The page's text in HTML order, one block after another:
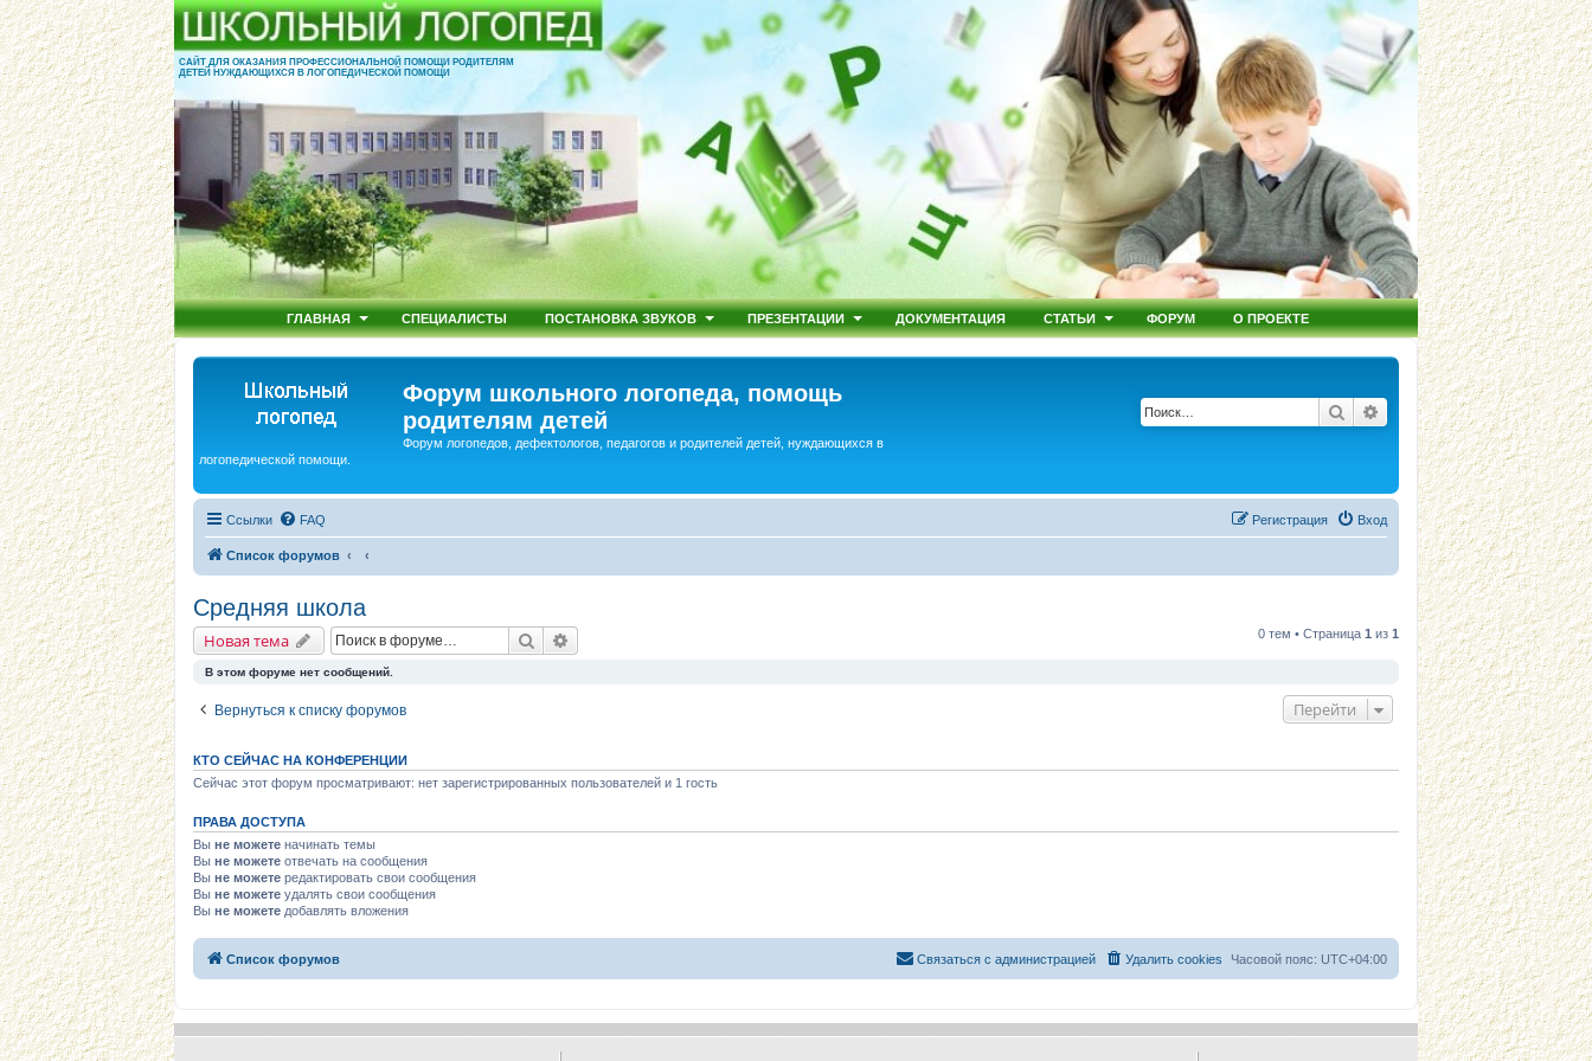
САЙТ ДЛЯ ОКАЗАНИЯ ПРОФЕССИОНАЛЬНОЙ ПОМОЩИ РОДИТЕЛЯМ
ДЕТЕЙ НУЖДАЮЩИХСЯ В ЛОГОПЕДИЧЕСКОЙ ПОМОЩИ
ГЛАВНАЯ СПЕЦИАЛИСТЫ ПОСТАНОВКА ЗВУКОВ ПРЕЗЕНТАЦИИ ДОКУМЕНТАЦИЯ СТАТЬИ ФОРУМ О ПРОЕКТЕ
Форум школьного логопеда, помощь
родителям детей
Форум логопедов, дефектологов, педагогов и родителей детей, нуждающихся в
логопедической помощи.
Поиск Расширенный поиск
Ссылки FAQ Вход
Регистрация
Список форумов
Средняя школа
Новая тема Поиск 0 тем • Страница 1 из 1
В этом форуме нет сообщений.
Вернуться к списку форумов Перейти
КТО СЕЙЧАС НА КОНФЕРЕНЦИИ
Сейчас этот форум просматривают: нет зарегистрированных пользователей и 1 гость
ПРАВА ДОСТУПА
Вы не можете начинать темы
Вы не можете отвечать на сообщения
Вы не можете редактировать свои сообщения
Вы не можете удалять свои сообщения
Вы не можете добавлять вложения
Список форумов Часовой пояс: UTC+04:00
Удалить cookies
Связаться с администрацией